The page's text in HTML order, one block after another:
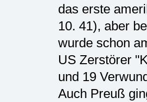
das erste
10. 41), aber
wurde schon
US Zerstörer
und 19
Auch Preuß